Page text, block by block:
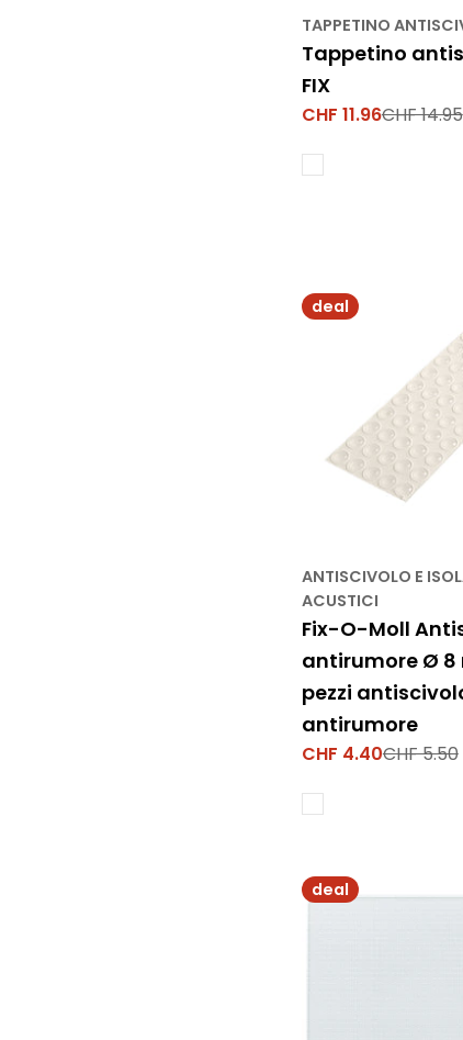
TAPPETINO
Tappetino
FIX
Prezzo
vendita
CHF 11.96
Prezzo
CHF 14.95
deal
ANTISCIVOLO E
ACUSTICI
Fix-O-Moll
antirumore Ø 8
pezzi
antirumore
Prezzo
vendita
CHF 4.40
Prezzo
CHF 5.50
deal